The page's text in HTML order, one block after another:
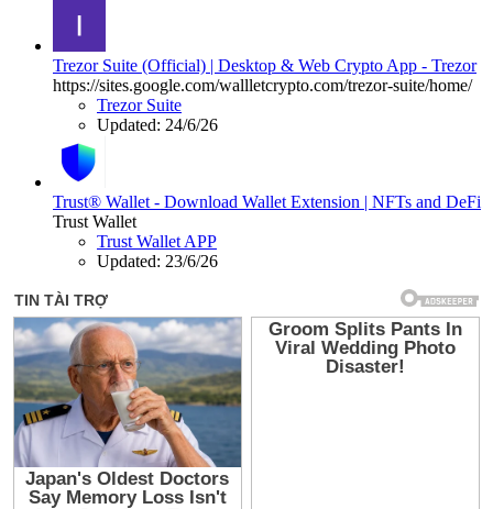
Trezor Suite (Official) | Desktop & Web Crypto App - Trezor
https://sites.google.com/wallletcrypto.com/trezor-suite/home/
Trezor Suite
Updated: 24/6/26
Trust® Wallet - Download Wallet Extension | NFTs and DeFi
Trust Wallet
Trust Wallet APP
Updated: 23/6/26